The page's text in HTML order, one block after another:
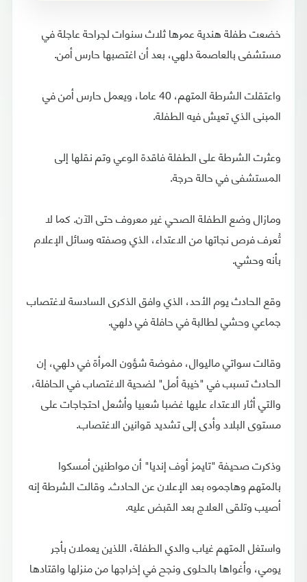
خضعت طفلة هندية عمرها ثلاث سنوات لجراحة عاجلة في
مستشفى بالعاصمة دلهي، بعد أن اغتصبها حارس أمن.
واعتقلت الشرطة المتهم، 40 عاما، ويعمل حارس أمن في
المبنى الذي تعيش فيه الطفلة.
وعثرت الشرطة على الطفلة فاقدة الوعي وتم نقلها إلى
المستشفى في حالة حرجة.
ومازال وضع الطفلة الصحي غير معروف حتى الآن. كما لا
تُعرف فرص نجاتها من الاعتداء، الذي وصفته وسائل الإعلام
بأنه وحشي.
وقع الحادث يوم الأحد، الذي وافق الذكرى السادسة لاغتصاب
جماعي وحشي لطالبة في حافلة في دلهي.
وقالت سواتي ماليوال، مفوضة شؤون المرأة في دلهي، إن
الحادث تسبب في "خيبة أمل" لضحية الاغتصاب في الحافلة،
والتي أثار الاعتداء عليها غضبا شعبيا وأشعل احتجاجات على
مستوى البلاد وأدى إلى تشديد قوانين الاغتصاب.
وذكرت صحيفة "تايمز أوف إنديا" أن مواطنين أمسكوا
بالمتهم وهاجموه بعد الإعلان عن الحادث. وقالت الشرطة إنه
أصيب وتلقى العلاج بعد القبض عليه.
واستغل المتهم غياب والدي الطفلة، اللذين يعملان بأجر
يومي، وأغواها بالحلوى ونجح في إخراجها من منزلها واقتادها